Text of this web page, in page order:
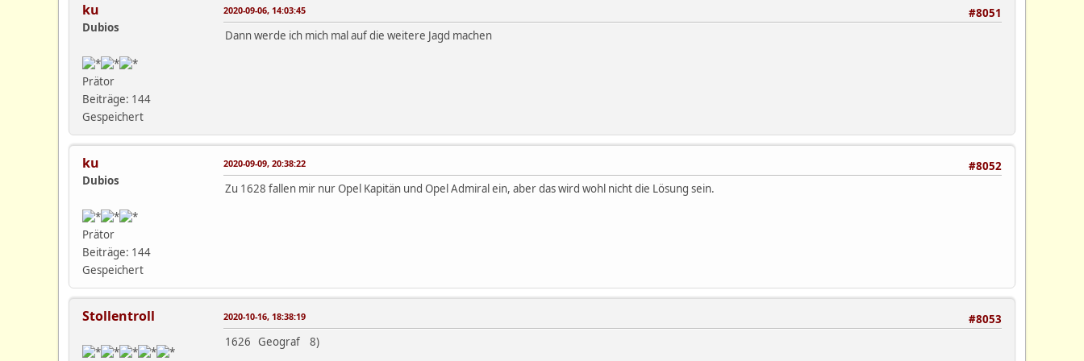
ku
Dubios
Prätor
Beiträge: 144
Gespeichert
#8051
2020-09-06, 14:03:45
Dann werde ich mich mal auf die weitere Jagd machen
ku
Dubios
Prätor
Beiträge: 144
Gespeichert
#8052
2020-09-09, 20:38:22
Zu 1628 fallen mir nur Opel Kapitän und Opel Admiral ein, aber das wird wohl nicht die Lösung sein.
Stollentroll #8053
2020-10-16, 18:38:19
1626 Geograf 8)